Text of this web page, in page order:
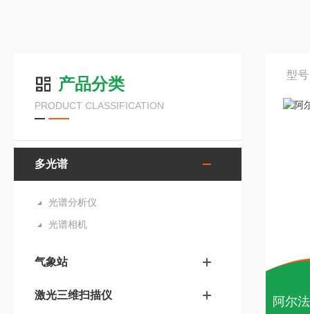
产品分类
PRODUCT CLASSIFICATION
多光谱
光谱分析仪
光谱相机
气象站
激光三维扫描仪
型